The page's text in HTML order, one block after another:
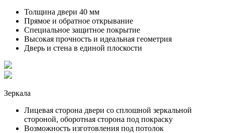
Толщина двери 40 мм
Прямое и обратное открывание
Специальное защитное покрытие
Высокая прочность и идеальная геометрия
Дверь и стена в единой плоскости
Зеркала
Лицевая сторона двери со сплошной зеркальной
стороной, оборотная сторона под покраску
Возможность изготовления под потолок